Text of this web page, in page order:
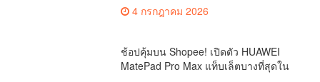
พีซีด้วย AI เริ่มต้น 42,990 บาท
4 กรกฎาคม 2026
ช้อปคุ้มบน Shopee! เปิดตัว HUAWEI
MatePad Pro Max แท็บเล็ตบางที่สุดใน